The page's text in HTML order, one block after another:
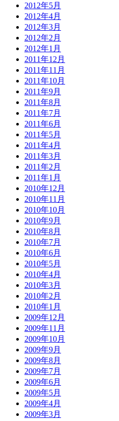
2012年5月
2012年4月
2012年3月
2012年2月
2012年1月
2011年12月
2011年11月
2011年10月
2011年9月
2011年8月
2011年7月
2011年6月
2011年5月
2011年4月
2011年3月
2011年2月
2011年1月
2010年12月
2010年11月
2010年10月
2010年9月
2010年8月
2010年7月
2010年6月
2010年5月
2010年4月
2010年3月
2010年2月
2010年1月
2009年12月
2009年11月
2009年10月
2009年9月
2009年8月
2009年7月
2009年6月
2009年5月
2009年4月
2009年3月